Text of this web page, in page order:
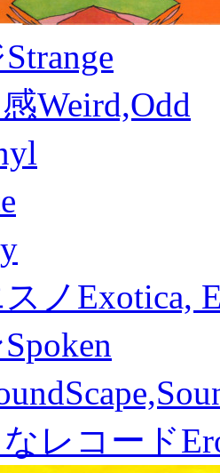
Strange
Weird,Odd
ノ Exotica,
Spoken
レコード